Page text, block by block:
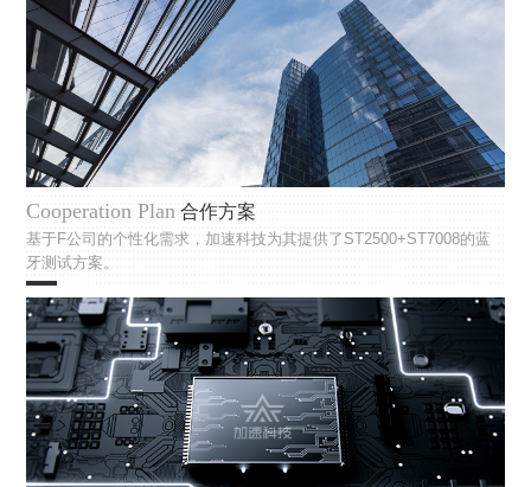
Cooperation Plan 合作方案
基于F公司的个性化需求，加速科技为其提供了ST2500+ST7008的蓝
牙测试方案。